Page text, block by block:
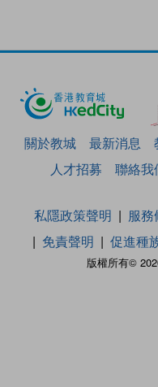
關於教城 最新消息
人才招募
聯絡我
版權所有©
私隱政策聲明 服務
免責聲明
促進種